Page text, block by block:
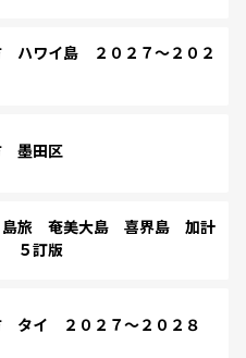
ハワイ島 ２０２７～２０２
墨田区
旅 奄美大島 喜界島 加計
５訂版
タイ ２０２７～２０２８